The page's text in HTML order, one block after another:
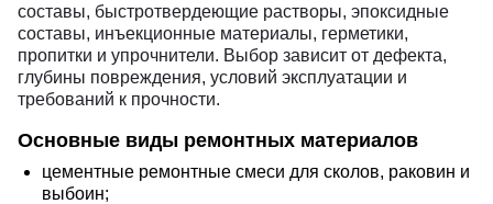
составы, быстротвердеющие растворы, эпоксидные
составы, инъекционные материалы, герметики,
пропитки и упрочнители. Выбор зависит от дефекта,
глубины повреждения, условий эксплуатации и
требований к прочности.
Основные виды ремонтных материалов
цементные ремонтные смеси для сколов, раковин и
выбоин;